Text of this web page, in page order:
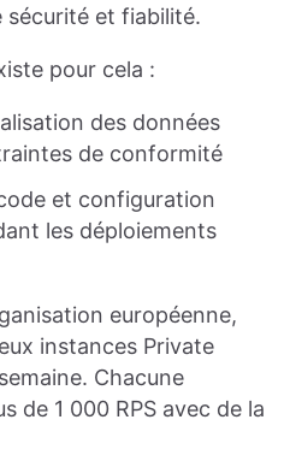
et fiabilité.
pour cela :
des données
de conformité
et configuration
les déploiements
européenne,
instances Private
Chacune
de 1 000 RPS avec de la